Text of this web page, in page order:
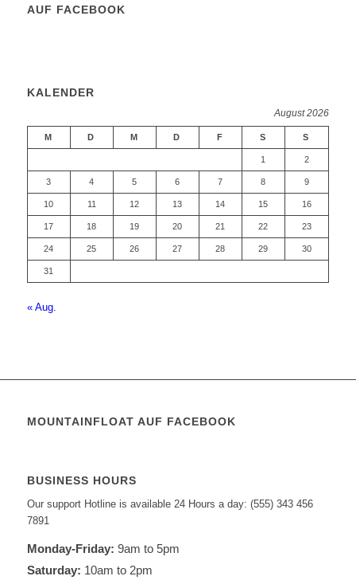
AUF FACEBOOK
KALENDER
August 2026
M D M D F S S
1 2
3 4 5 6 7 8 9
10 11 12 13 14 15 16
17 18 19 20 21 22 23
24 25 26 27 28 29 30
31
« Aug.
MOUNTAINFLOAT AUF FACEBOOK
BUSINESS HOURS
Our support Hotline is available 24 Hours a day: (555) 343 456
7891
Monday-Friday: 9am to 5pm
Saturday: 10am to 2pm